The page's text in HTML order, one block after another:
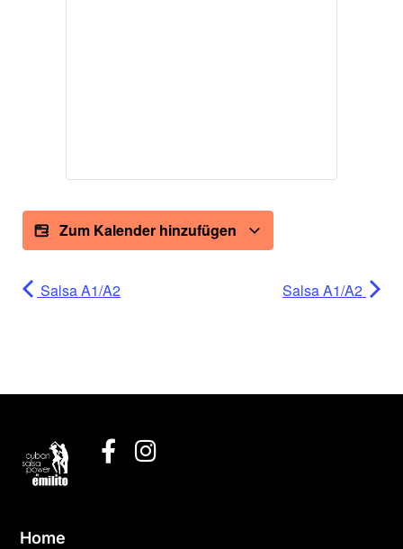
Zum Kalender hinzufügen
Salsa A1/A2 Salsa A1/A2
Home